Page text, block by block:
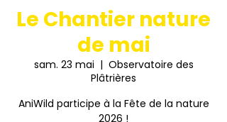
Le Chantier nature
de mai
sam. 23 mai
  |
Observatoire des
Plâtrières
AniWild participe à la Fête de la nature
2026 !